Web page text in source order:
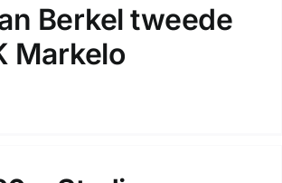
Berkel tweede
Markelo